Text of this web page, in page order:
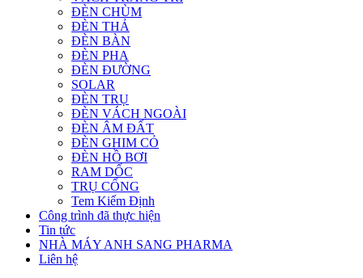
ĐÈN CHÙM
ĐÈN THẢ
ĐÈN BÀN
ĐÈN PHA
ĐÈN ĐƯỜNG
SOLAR
ĐÈN TRỤ
ĐÈN VÁCH NGOÀI
ĐÈN ÂM ĐẤT
ĐÈN GHIM CỎ
ĐÈN HỒ BƠI
RAM DỐC
TRỤ CỔNG
Tem Kiểm Định
Công trình đã thực hiện
Tin tức
NHÀ MÁY ANH SANG PHARMA
Liên hệ